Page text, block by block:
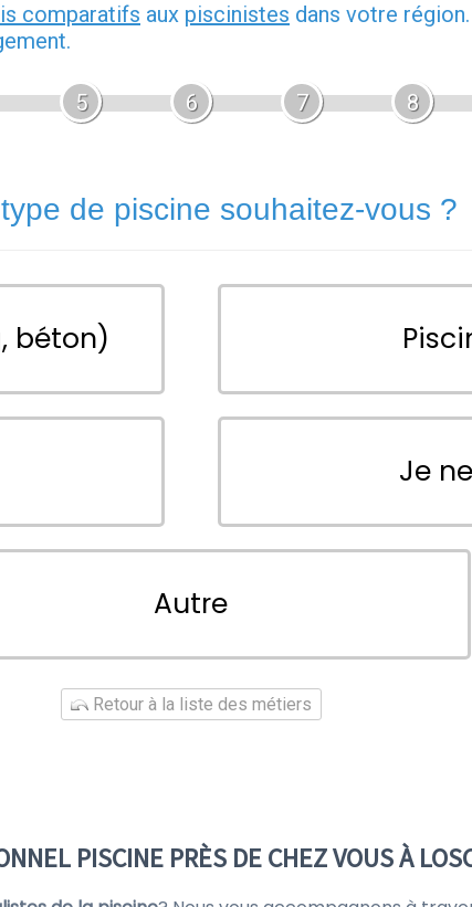
comparatifs aux piscinistes dans votre région.
5 6 7 8
de piscine souhaitez-vous ?
béton)
Je
Autre
Retour à la liste des métiers
PISCINE PRÈS DE CHEZ VOUS À